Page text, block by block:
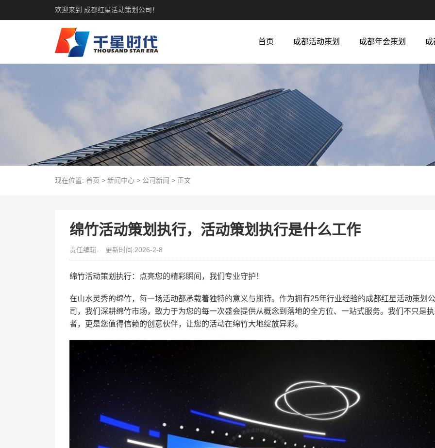
欢迎来到 成都红星活动策划公司！
首页 成都活动策划 成都年会策划 成
现在位置: 首页 > 新闻中心> 公司新闻 > 正文
绵竹活动策划执行，活动策划执行是什么工作
责任编辑: 更新时间:2026-2-8
绵竹活动策划执行：点亮您的精彩瞬间，我们专业守护！
在山水灵秀的绵竹，每一场活动都承载着独特的意义与期待。作为拥有25年行业经验的成都红星活动策划公
司，我们深耕绵竹市场，致力于为您的每一次盛会提供从概念到落地的全方位、一站式服务。我们不只是
者，更是您值得信赖的创意伙伴，让您的活动在绵竹大地绽放异彩。